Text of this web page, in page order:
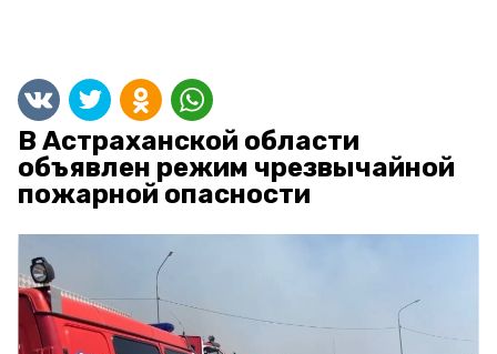
В Астраханской области
объявлен режим чрезвычайной
пожарной опасности